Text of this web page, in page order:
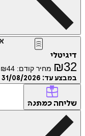
דיגיטלי
₪32 מחיר קודם: ₪44
במבצע עד: 31/08/2026
שליחה כמתנה